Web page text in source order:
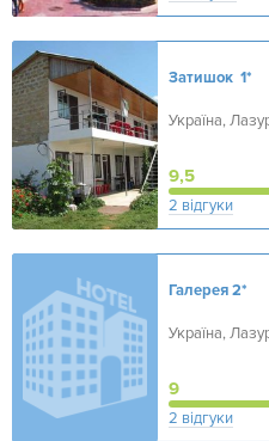
Затишок 1*
Україна,
9,5
2 відгуки
Галерея2*
Україна,
9
2 відгуки